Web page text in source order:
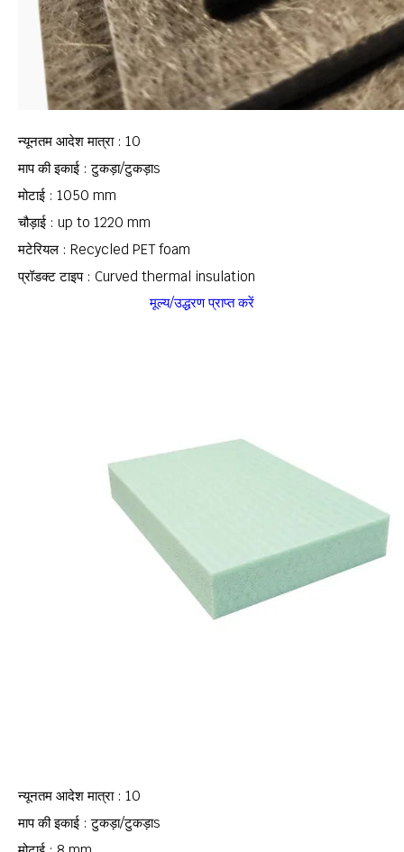
न्यूनतम आदेश मात्रा : 10
माप की इकाई : टुकड़ा/टुकड़ाs
मोटाई : 1050 mm
चौड़ाई : up to 1220 mm
मटेरियल : Recycled PET foam
प्रॉडक्ट टाइप : Curved thermal insulation
मूल्य/उद्धरण प्राप्त करें
न्यूनतम आदेश मात्रा : 10
माप की इकाई : टुकड़ा/टुकड़ाs